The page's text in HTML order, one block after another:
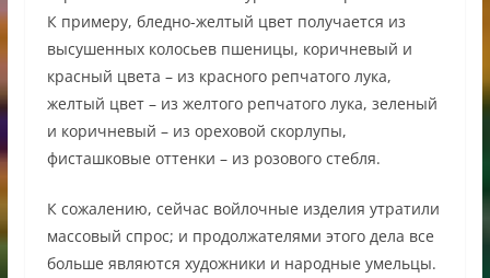
К примеру, бледно-желтый цвет получается из
высушенных колосьев пшеницы, коричневый и
красный цвета – из красного репчатого лука,
желтый цвет – из желтого репчатого лука, зеленый
и коричневый – из ореховой скорлупы,
фисташковые оттенки – из розового стебля.
К сожалению, сейчас войлочные изделия утратили
массовый спрос; и продолжателями этого дела все
больше являются художники и народные умельцы.